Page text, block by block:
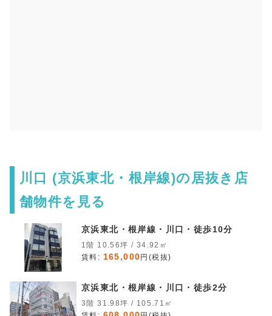
川口 (京浜東北・根岸線)の居抜き店
舗物件を見る
京浜東北・根岸線・川口・徒歩10分
1階 10.56坪 / 34.92㎡
賃料: 165,000 円(税抜)
京浜東北・根岸線・川口・徒歩2分
3階 31.98坪 / 105.71㎡